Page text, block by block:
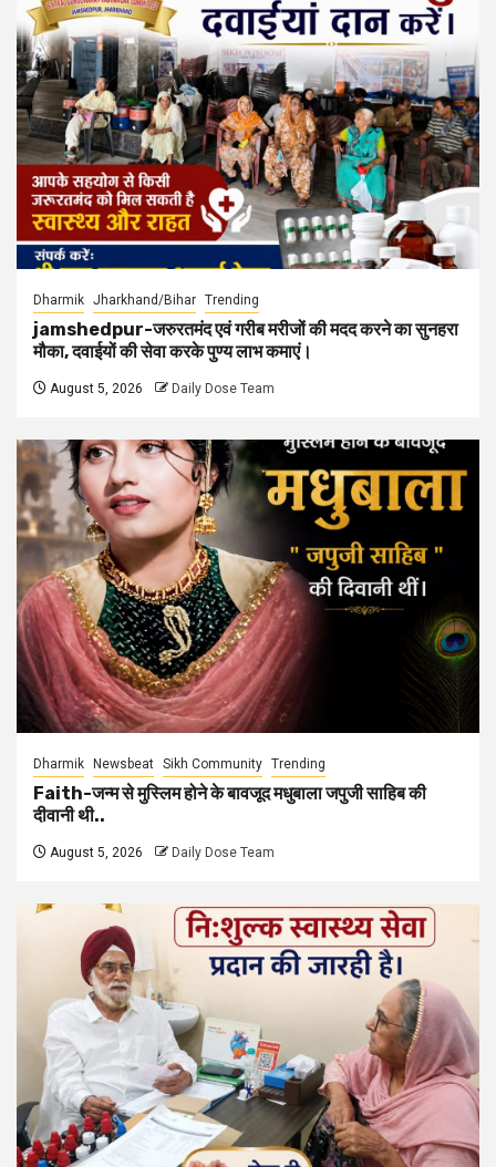
Dharmik Jharkhand/Bihar Trending
jamshedpur-जरुरतमंद एवं गरीब मरीजों की मदद करने का सुनहरा
मौका, दवाईयों की सेवा करके पुण्य लाभ कमाएं।
August 5, 2026 Daily Dose Team
Dharmik Newsbeat Sikh Community Trending
Faith-जन्म से मुस्लिम होने के बावजूद मधुबाला जपुजी साहिब की
दीवानी थी..
August 5, 2026 Daily Dose Team